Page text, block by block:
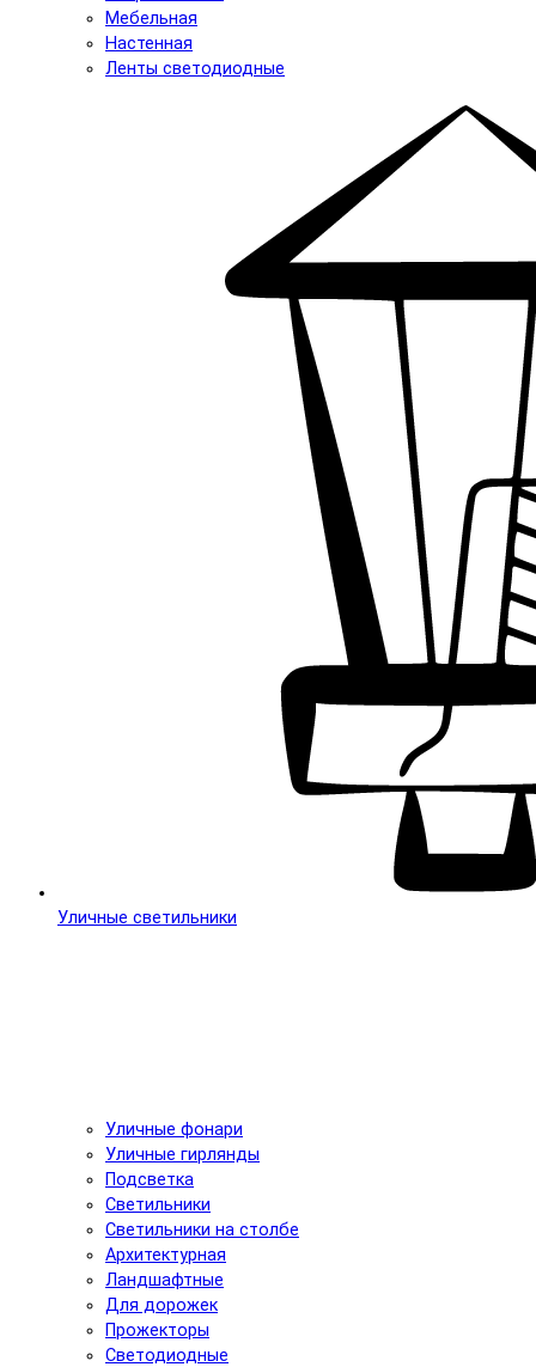
Мебельная
Настенная
Ленты светодиодные
Уличные светильники
Уличные фонари
Уличные гирлянды
Подсветка
Светильники
Светильники на столбе
Архитектурная
Ландшафтные
Для дорожек
Прожекторы
Светодиодные